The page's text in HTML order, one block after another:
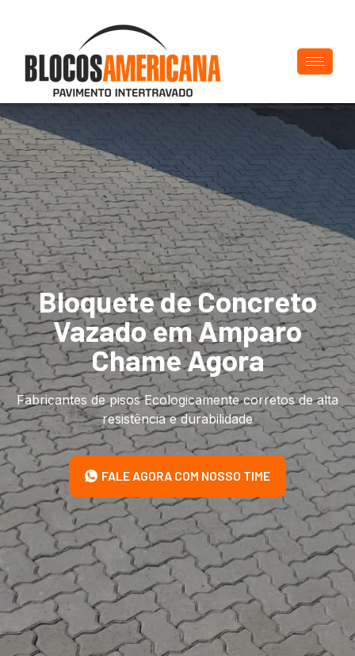
Bloquete de Concreto
Vazado em Amparo
Chame Agora
Fabricantes de pisos Ecologicamente corretos de alta
resistência e durabilidade
FALE AGORA COM NOSSO TIME